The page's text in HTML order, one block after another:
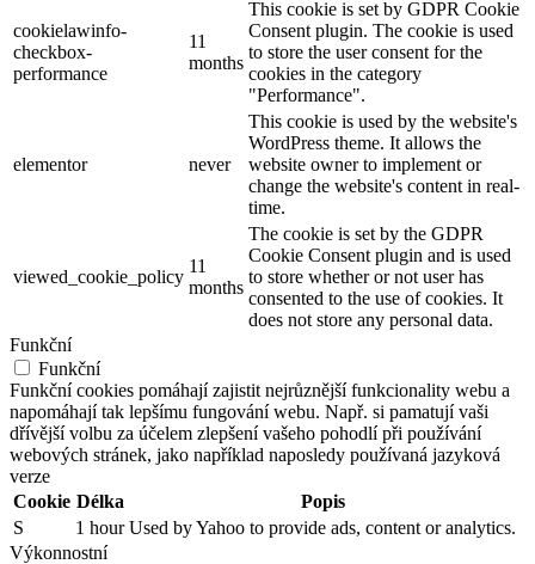
cookielawinfo-
checkbox-
performance
11
months
This cookie is set by GDPR Cookie
Consent plugin. The cookie is used
to store the user consent for the
cookies in the category
"Performance".
elementor never
This cookie is used by the website's
WordPress theme. It allows the
website owner to implement or
change the website's content in real-
time.
viewed_cookie_policy
11
months
The cookie is set by the GDPR
Cookie Consent plugin and is used
to store whether or not user has
consented to the use of cookies. It
does not store any personal data.
Funkční
Funkční
Funkční cookies pomáhají zajistit nejrůznější funkcionality webu a
napomáhají tak lepšímu fungování webu. Např. si pamatují vaši
dřívější volbu za účelem zlepšení vašeho pohodlí při používání
webových stránek, jako například naposledy používaná jazyková
verze
Cookie Délka
Popis
S
1 hour Used by Yahoo to provide ads, content or analytics.
Výkonnostní